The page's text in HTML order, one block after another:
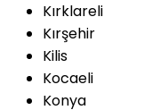
Kırklareli
Kırşehir
Kilis
Kocaeli
Konya